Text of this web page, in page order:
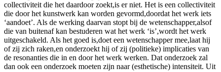
collectiviteit die het daardoor zoekt,is er niet. Het is een collectiviteit
die door het kunstwerk kan worden gevormd,doordat het werk iets
‘aandoet’. Als de werking daarvan stopt bij de wetenschapper,alsof
die van buitenaf kan bestuderen wat het werk ‘is’,wordt het werk
uitgeschakeld. Als het goed is,doet een wetenschapper mee,laat hij
of zij zich raken,en onderzoekt hij of zij (politieke) implicaties van
de resonanties die in en door het werk werken. Dat onderzoek zal
dan ook een onderzoek moeten zijn naar (esthetische) intensiteit. Uit